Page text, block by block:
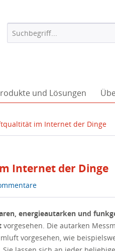
und Lösungen
im Internet der Dinge
Internet der Dinge
energieautarken und
vorgesehen. Die autarken
vorgesehen, wie